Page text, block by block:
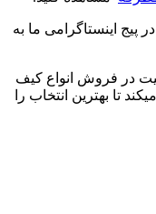
پیج اینستاگرامی ما به
در فروش انواع کیف
تا بهترین انتخاب را